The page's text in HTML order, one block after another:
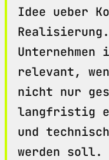
Idee ueber
relevant,
nicht nur
langfristig
und
werden soll.